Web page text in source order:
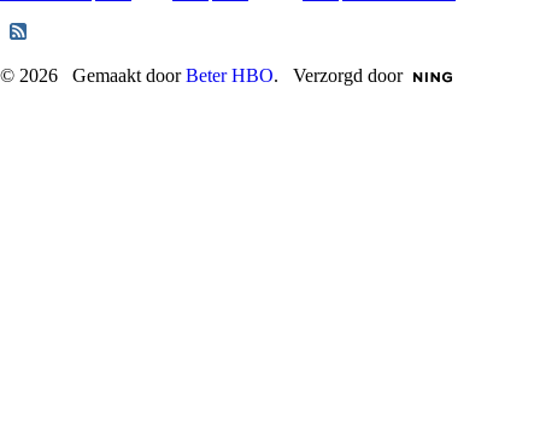
© 2026 Gemaakt doorBeter HBO. Verzorgd door